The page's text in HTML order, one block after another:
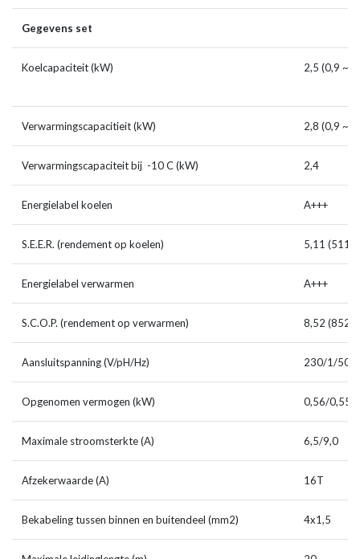
Gegevens set
Koelcapaciteit (kW) 2,5
Verwarmingscapacitieit (kW) 2,8 (0,9 ~
Verwarmingscapaciteit bij -10 C (kW) 2,4
Energielabel koelen A+++
S.E.E.R. (rendement op koelen) 5,11 (511
Energielabel verwarmen A+++
S.C.O.P. (rendement op verwarmen) 8,52 (852
Aansluitspanning (V/pH/Hz) 230/1/50
Opgenomen vermogen (kW) 0,56/0,555
Maximale stroomsterkte (A) 6,5/9,0
Afzekerwaarde (A) 16T
Bekabeling tussen binnen en buitendeel (mm2) 4x1,5